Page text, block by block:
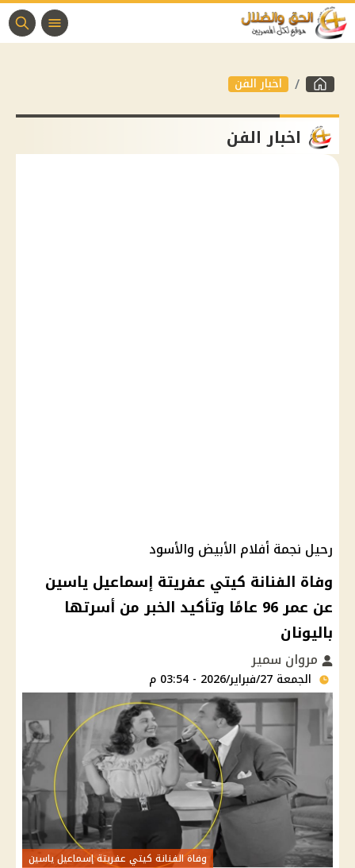
اخبار الفن
اخبار الفن
رحيل نجمة أفلام الأبيض والأسود
وفاة الفنانة كيتي عفريتة إسماعيل ياسين
عن عمر 96 عامًا وتأكيد الخبر من أسرتها
باليونان
مروان سمير
الجمعة 27/فبراير/2026 - 03:54 م
وفاة الفنانة كيتي عفريتة إسماعيل ياسين